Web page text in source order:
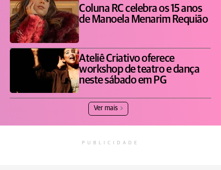
Coluna RC celebra os 15 anos
de Manoela Menarim Requião
Ateliê Criativo oferece
workshop de teatro e dança
neste sábado em PG
Ver mais
PUBLICIDADE